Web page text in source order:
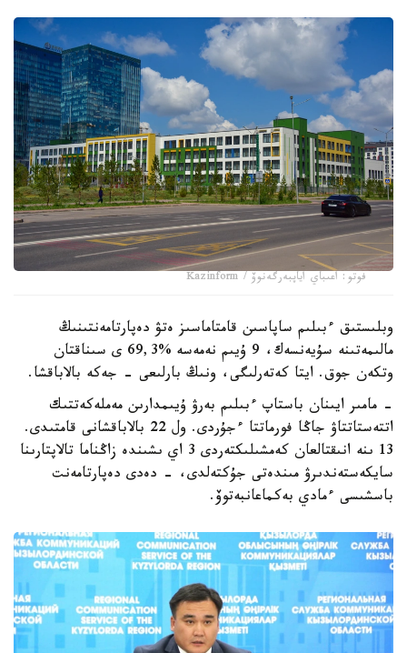
فوتو: اعىباي اياپبەرگەنوۆ / Kazinform
وبلىستىق ءبىلىم ساپاسىن قامتاماسىز ەتۋ دەپارتامەنتىنىڭ
مالىمەتىنە سۇيەنسەك، 9 ۇيىم نەمەسە %69,3 ى سىناقتان
وتكەن جوق. ايتا كەتەرلىگى، ونىڭ بارلىعى - جەكە بالاباقشا.
- مامىر ايىنان باستاپ ءبىلىم بەرۋ ۇيىمدارىن مەملەكەتتىك
اتتەستاتتاۋ جاڭا فورماتتا ءجۇردى. ول 22 بالاباقشانى قامتىدى.
13 ىنە انىقتالعان كەمشىلىكتەردى 3 اي ىشىندە زاڭناما تالاپتارىنا
سايكەستەندىرۋ مىندەتى جۇكتەلدى، - دەدى دەپارتامەنت
باسشىسى ءمادي بەكماعانبەتوۆ.